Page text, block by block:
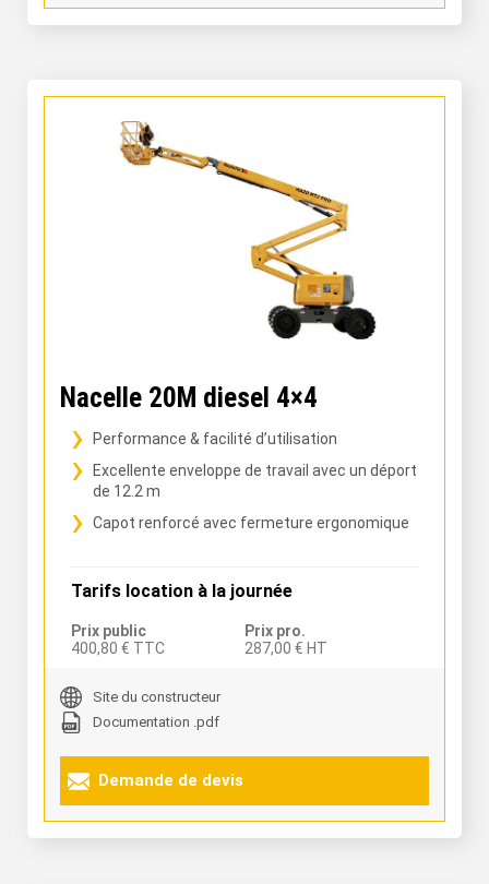
Nacelle 20M diesel 4×4
Performance & facilité d’utilisation
Excellente enveloppe de travail avec un déport
de 12.2 m
Capot renforcé avec fermeture ergonomique
Tarifs location à la journée
Prix public
400,80 € TTC
Prix pro.
287,00 € HT
Site du constructeur
Documentation .pdf
Demande de devis